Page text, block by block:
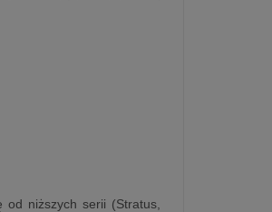
niższych serii (Stratus,